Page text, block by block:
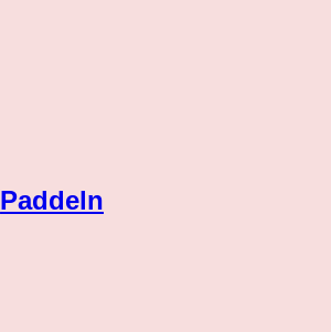
Paddeln